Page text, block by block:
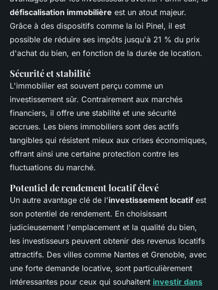
défiscalisation immobilière est un atout majeur.
Grâce à des dispositifs comme la loi Pinel, il est
possible de réduire ses impôts jusqu'à 21 % du prix
d'achat du bien, en fonction de la durée de location.
Sécurité et stabilité
L'immobilier est souvent perçu comme un
investissement sûr. Contrairement aux marchés
financiers, il offre une stabilité et une sécurité
accrues. Les biens immobiliers sont des actifs
tangibles qui résistent mieux aux crises économiques,
offrant ainsi une certaine protection contre les
fluctuations du marché.
Potentiel de rendement locatif élevé
Un autre avantage clé de l'investissement locatif est
son potentiel de rendement. En choisissant
judicieusement l'emplacement et la qualité du bien,
les investisseurs peuvent obtenir des revenus locatifs
attractifs. Des villes comme Nantes et Grenoble, avec
une forte demande locative, sont particulièrement
intéressantes pour ceux qui souhaitent investir dans